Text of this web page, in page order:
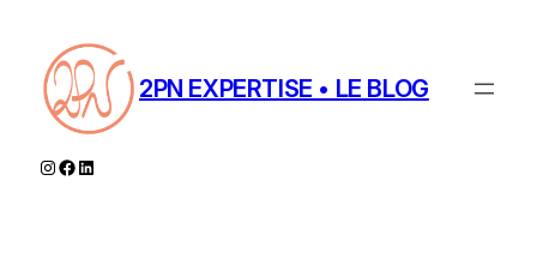
contenu
2PN EXPERTISE • LE BLOG
Instagram
Facebook
LinkedIn